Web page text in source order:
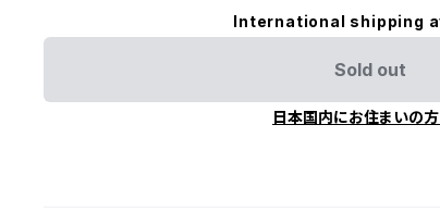
International shipping
Sold out
日本国内にお住まいの